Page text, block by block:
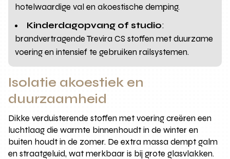
hotelwaardige val en akoestische demping.
Kinderdagopvang of studio:
brandvertragende Trevira CS stoffen met duurzame
voering en intensief te gebruiken railsystemen.
Isolatie akoestiek en
duurzaamheid
Dikke verduisterende stoffen met voering creëren een
luchtlaag die warmte binnenhoudt in de winter en
buiten houdt in de zomer. De extra massa dempt galm
en straatgeluid, wat merkbaar is bij grote glasvlakken.